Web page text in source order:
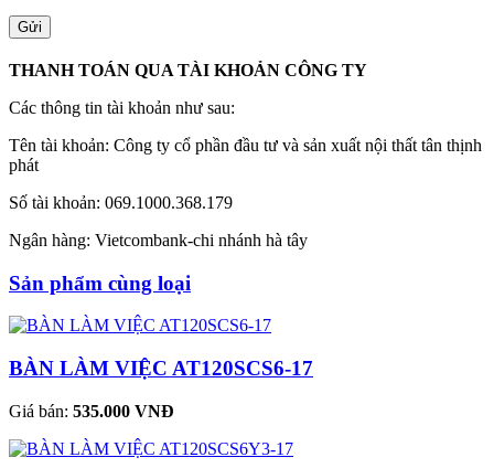
THANH TOÁN QUA TÀI KHOẢN CÔNG TY
Các thông tin tài khoản như sau:
Tên tài khoản: Công ty cổ phần đầu tư và sản xuất nội thất tân thịnh
phát
Số tài khoản: 069.1000.368.179
Ngân hàng: Vietcombank-chi nhánh hà tây
Sản phẩm cùng loại
BÀN LÀM VIỆC AT120SCS6-17
Giá bán: 535.000 VNĐ